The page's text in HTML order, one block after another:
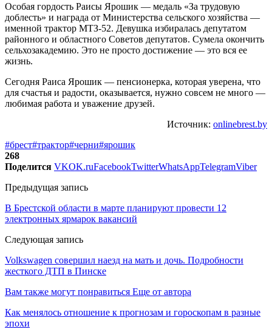
Особая гордость Раисы Ярошик — медаль «За трудовую
доблесть» и награда от Министерства сельского хозяйства —
именной трактор МТЗ-52. Девушка избиралась депутатом
районного и областного Советов депутатов. Сумела окончить
сельхозакадемию. Это не просто достижение — это вся ее
жизнь.
Сегодня Раиса Ярошик — пенсионерка, которая уверена, что
для счастья и радости, оказывается, нужно совсем не много —
любимая работа и уважение друзей.
Источник: onlinebrest.by
#брест#трактор#черни#ярошик
268
Поделится VKOK.ruFacebookTwitterWhatsAppTelegramViber
Предыдущая запись
В Брестской области в марте планируют провести 12
электронных ярмарок вакансий
Следующая запись
Volkswagen совершил наезд на мать и дочь. Подробности
жесткого ДТП в Пинске
Вам также могут понравиться Еще от автора
Как менялось отношение к прогнозам и гороскопам в разные
эпохи